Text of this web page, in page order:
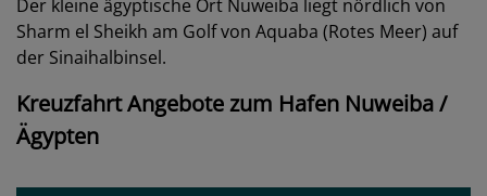
Der kleine ägyptische Ort Nuweiba liegt nördlich von
Sharm el Sheikh am Golf von Aquaba (Rotes Meer) auf
der Sinaihalbinsel.
Kreuzfahrt Angebote zum Hafen Nuweiba /
Ägypten